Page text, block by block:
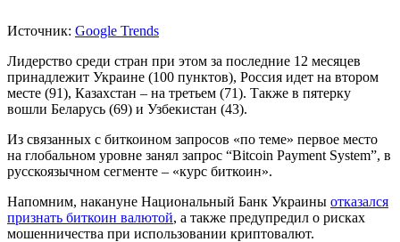
Источник: Google Trends
Лидерство среди стран при этом за последние 12 месяцев
принадлежит Украине (100 пунктов), Россия идет на втором
месте (91), Казахстан – на третьем (71). Также в пятерку
вошли Беларусь (69) и Узбекистан (43).
Из связанных с биткоином запросов «по теме» первое место
на глобальном уровне занял запрос “Bitcoin Payment System”, в
русскоязычном сегменте – «курс биткоин».
Напомним, накануне Национальный Банк Украины отказался
признать биткоин валютой, а также предупредил о рисках
мошенничества при использовании криптовалют.